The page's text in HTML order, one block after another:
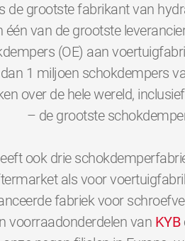
de grootste fabrikant van
één van de grootste
(OE) aan
1 miljoen schokdempers
over de hele wereld,
– de grootste
ook drie
als voor
fabriek voor
voorraadonderdelen van KYB